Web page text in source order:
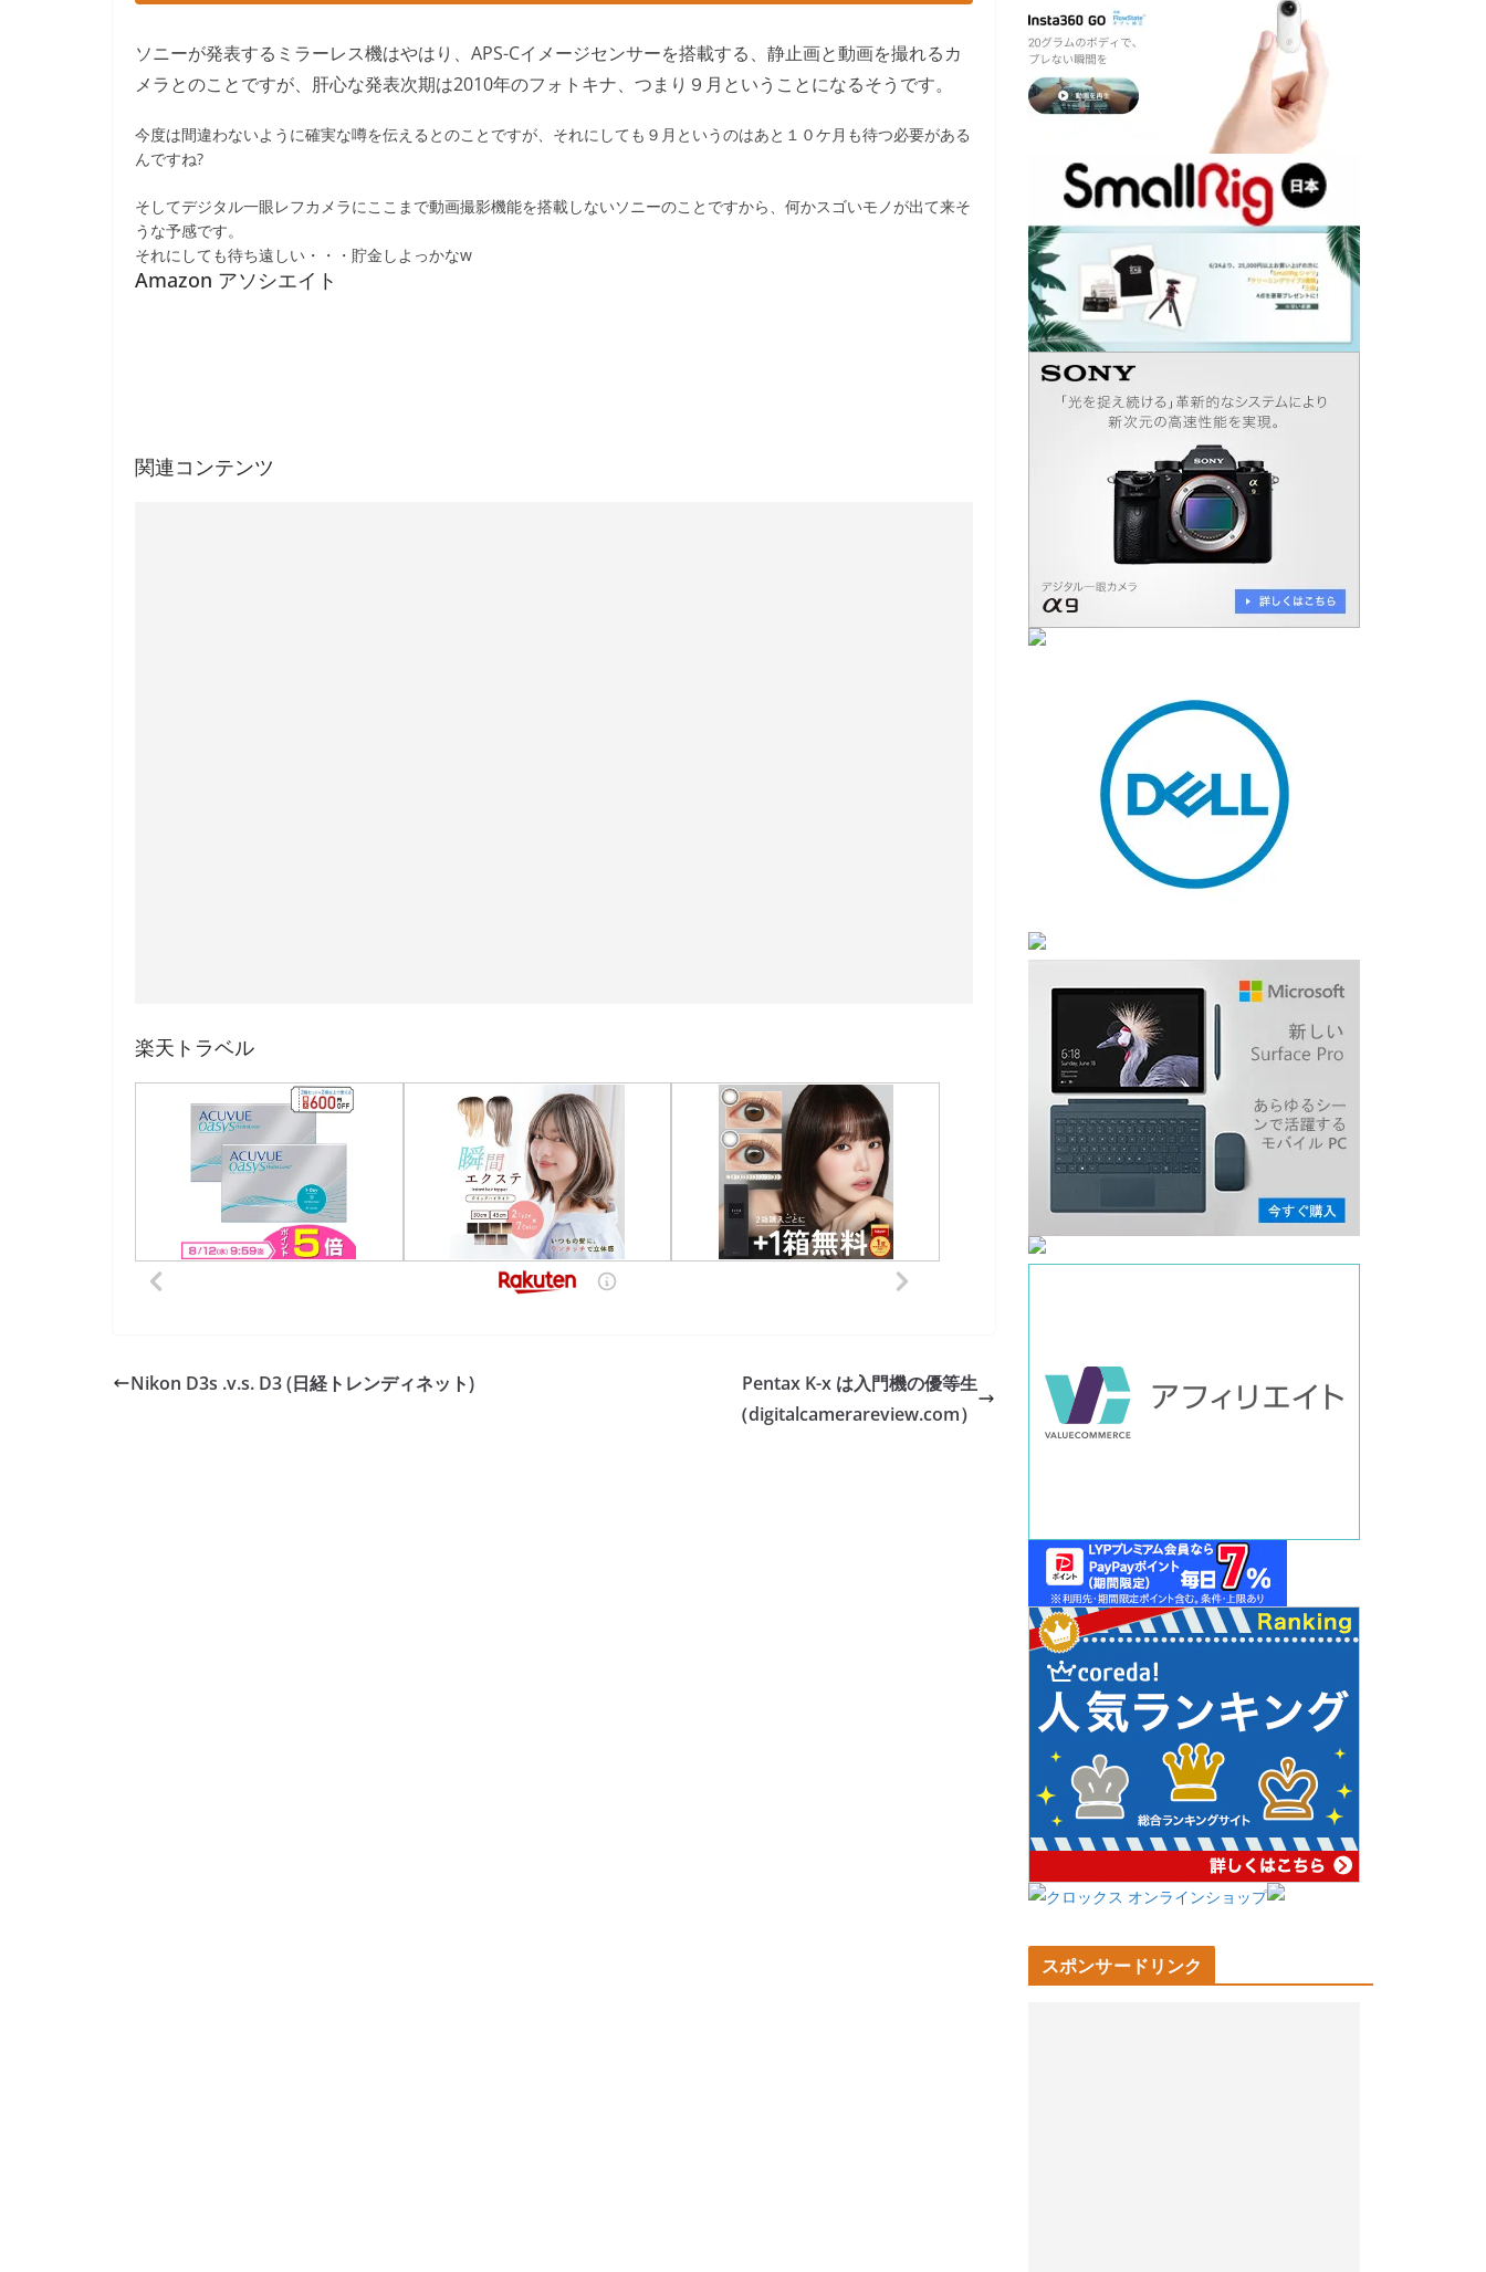
ソニーが発表するミラーレス機はやはり、APS-Cイメージセンサーを搭載する、静止画と動画を撮れるカ
メラとのことですが、肝心な発表次期は2010年のフォトキナ、つまり９月ということになるそうです。
今度は間違わないように確実な噂を伝えるとのことですが、それにしても９月というのはあと１０ケ月も待つ必要がある
んですね?
そしてデジタル一眼レフカメラにここまで動画撮影機能を搭載しないソニーのことですから、何かスゴいモノが出て来そ
うな予感です。
それにしても待ち遠しい・・・貯金しよっかなw
Amazon アソシエイト
関連コンテンツ
楽天トラベル
Nikon D3s .v.s. D3 (日経トレンディネット)
Pentax K-x は入門機の優等生
（digitalcamerareview.com）
スポンサードリンク